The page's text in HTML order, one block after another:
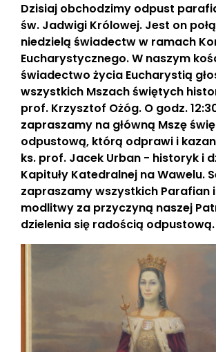
Dzisiaj obchodzimy odpust
św. Jadwigi Królowej. Jest on
niedzielą świadectw w ramach
Eucharystycznego. W naszym
świadectwo życia Eucharystią
wszystkich Mszach świętych
prof. Krzysztof Ożóg. O godz.
zapraszamy na główną Mszę
odpustową, którą odprawi i
ks. prof. Jacek Urban - historyk i
Kapituły Katedralnej na Wawelu.
zapraszamy wszystkich Parafian
modlitwy za przyczyną naszej
dzielenia się radością odpustową.